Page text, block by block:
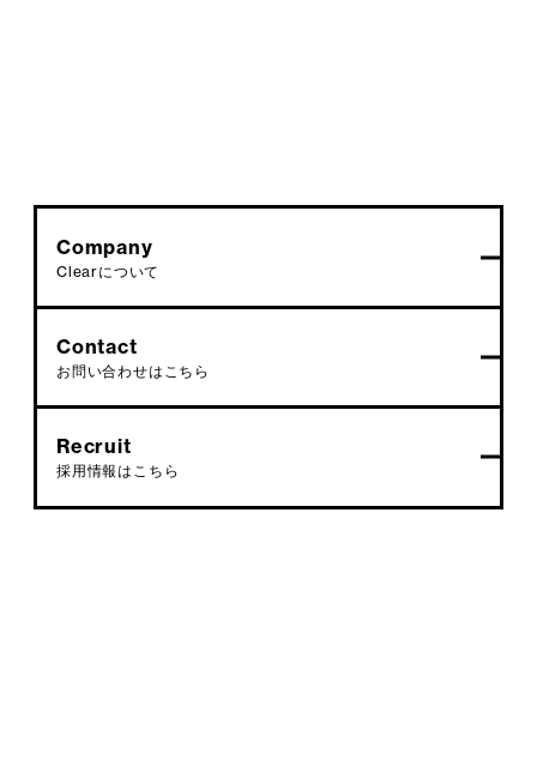
Company
Clearについて
Contact
お問い合わせはこちら
Recruit
採用情報はこちら